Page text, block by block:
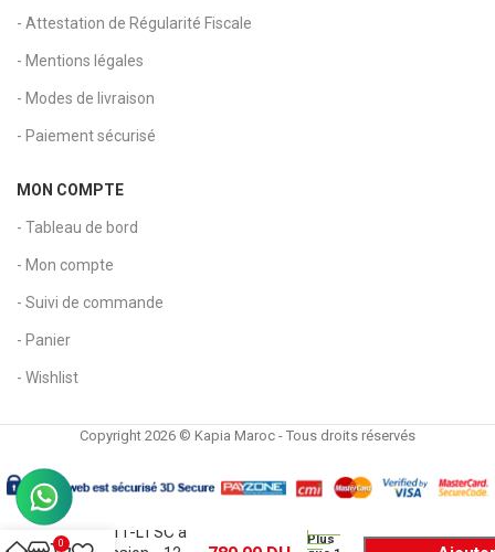
- Attestation de Régularité Fiscale
- Mentions légales
- Modes de livraison
- Paiement sécurisé
MON COMPTE
- Tableau de bord
- Mon compte
- Suivi de commande
- Panier
- Wishlist
Copyright 2026 © Kapia Maroc - Tous droits réservés
MP1211-LTSC à
Plus
0